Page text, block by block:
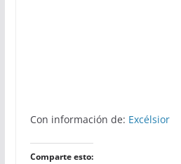
Con información de: Excélsior
Comparte esto: